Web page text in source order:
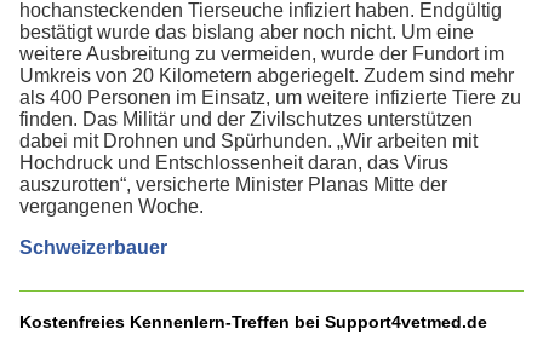
hochansteckenden Tierseuche infiziert haben. Endgültig
bestätigt wurde das bislang aber noch nicht. Um eine
weitere Ausbreitung zu vermeiden, wurde der Fundort im
Umkreis von 20 Kilometern abgeriegelt. Zudem sind mehr
als 400 Personen im Einsatz, um weitere infizierte Tiere zu
finden. Das Militär und der Zivilschutzes unterstützen
dabei mit Drohnen und Spürhunden. „Wir arbeiten mit
Hochdruck und Entschlossenheit daran, das Virus
auszurotten“, versicherte Minister Planas Mitte der
vergangenen Woche.
Schweizerbauer
Kostenfreies Kennenlern-Treffen bei Support4vetmed.de